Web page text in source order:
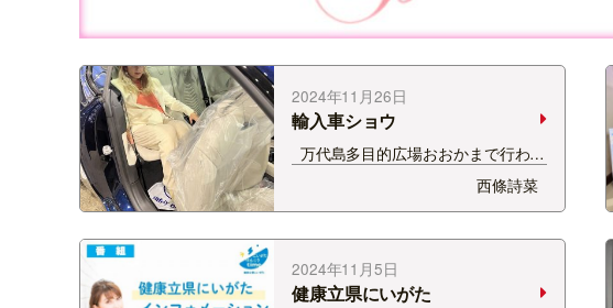
2024年11月26日
輸入車ショウ
万代島多目的広場おおかまで行われ
た 新潟輸入車ショウのMCをさせて
いただきました！ 普段見ることの
できないラグジュアリーな車を たく
さん見ることができて幸せでし
た…！ &nbsp…
西條詩菜
2024年11月5日
健康立県にいがた